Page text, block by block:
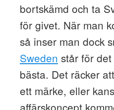
bortskämd och ta
för givet. När man
så inser man dock
Sweden står för
bästa. Det räcker
ett märke, eller
affärskoncept